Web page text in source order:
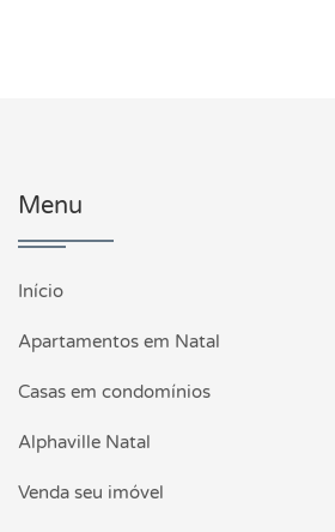
Menu
Início
Apartamentos em Natal
Casas em condomínios
Alphaville Natal
Venda seu imóvel